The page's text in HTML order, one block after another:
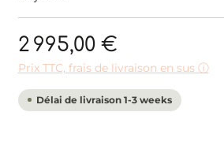
2 995,00 €
Prix TTC, frais de livraison en sus ⓘ
Délai de livraison 1-3 weeks